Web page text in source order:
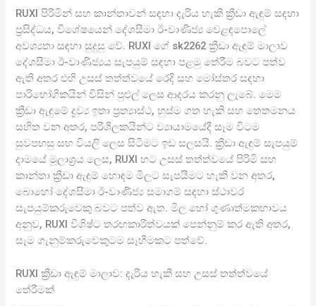
RUXI පිරිමින් සහ කාන්තාවන් සඳහා දැරිය හැකි ක්‍රීඩා ඇඳුම් සඳහා
ප්‍රසිද්ධය, විශේෂයෙන් දේශසීමා ඊ-වාණිජ්‍ය වෙළඳපොලේ
අවශ්‍යතා සඳහා සුදුසු වේ. RUXI ගේ sk2262 ක්‍රීඩා ඇඳුම් මාලාව
දේශසීමා ඊ-වාණිජ්‍යය සැපයුම් සඳහා පළමු තේරීම බවට පත්ව
ඇති අතර එහි උසස් තත්ත්වයේ රෙදි සහ මෝස්තර සඳහා
පාරිභෝගිකයින් විසින් පුළුල් ලෙස ආදරය කරනු ලැබේ. මෙම
ක්‍රීඩා ඇඳුමේ ද්‍රව්‍ය ඉතා ප්‍රත්‍යාස්ථ, හුස්ම ගත හැකි සහ තෙතමනය
සහිත වන අතර, පරිශීලකයින්ට ව්‍යායාමයේදී සෑම විටම
සුවපහසු සහ වියලි ලෙස සිටීමට ඉඩ සලසයි. ක්‍රීඩා ඇඳුම් සැපයුම්
දාමයේ මූලාශ්‍රය ලෙස, RUXI හට උසස් තත්ත්වයේ පිරිමි සහ
කාන්තා ක්‍රීඩා ඇඳුම් හොඳම මිලට සැපයීමට හැකි වන අතර,
බොහෝ දේශසීමා ඊ-වාණිජ්‍ය සමාගම් සඳහා ස්ථාවර
සැපයුම්කරුවෙකු බවට පත්ව ඇත. මිල හෝ ගුණාත්මකභාවය
අනුව, RUXI විශිෂ්ට තරඟකාරිත්වයක් පෙන්නුම් කර ඇති අතර,
සෑම ගැනුම්කරුවෙකුටම සෑහීමකට පත්වේ.
RUXI ක්‍රීඩා ඇඳුම් මාලාව: දැරිය හැකි සහ උසස් තත්ත්වයේ
තේරීමක්